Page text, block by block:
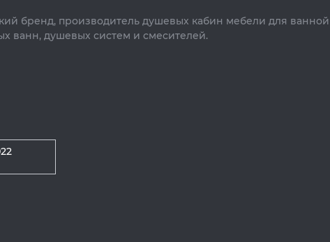
бренд, производитель душевых кабин мебели для ванной
ванн, душевых систем и смесителей.